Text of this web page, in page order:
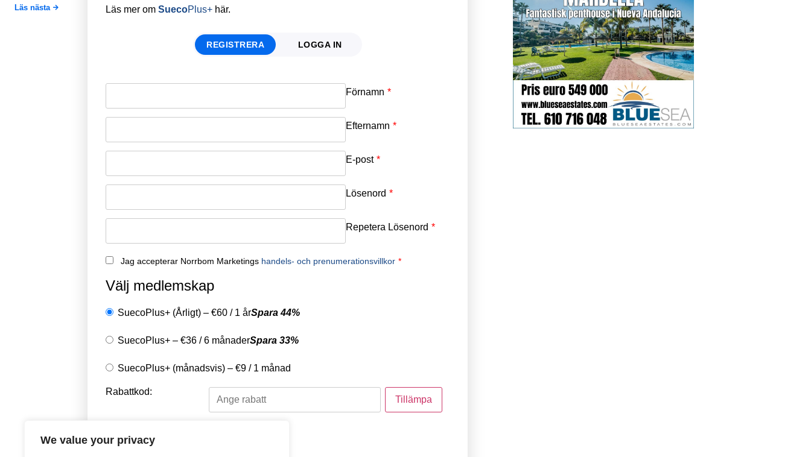
We value your privacy
Läs nästa
Läs mer om SuecoPlus+ här.
REGISTRERA LOGGA IN
Förnamn *
Efternamn *
E-post *
Lösenord *
Repetera Lösenord *
Jag accepterar Norrbom Marketings handels- och prenumerationsvillkor *
Välj medlemskap
SuecoPlus+ (Årligt) – €60 / 1 årSpara 44%
SuecoPlus+ – €36 /6 månaderSpara 33%
SuecoPlus+ (månadsvis) – €9 / 1 månad
Rabattkod:
Välj en betalningsmetod
Email
Password